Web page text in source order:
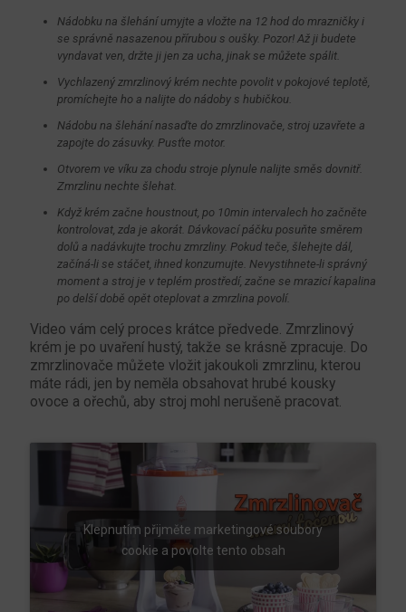
Nádobku na šlehání umyjte a vložte na 12 hod do mrazničky i
se správně nasazenou přírubou s oušky. Pozor! Až ji budete
vyndavat ven, držte ji jen za ucha, jinak se můžete spálit.
Vychlazený zmrzlinový krém nechte povolit v pokojové teplotě,
promíchejte ho a nalijte do nádoby s hubičkou.
Nádobu na šlehání nasaďte do zmrzlinovače, stroj uzavřete a
zapojte do zásuvky. Pusťte motor.
Otvorem ve víku za chodu stroje plynule nalijte směs dovnitř.
Zmrzlinu nechte šlehat.
Když krém začne houstnout, po 10min intervalech ho začněte
kontrolovat, zda je akorát. Dávkovací páčku posuňte směrem
dolů a nadávkujte trochu zmrzliny. Pokud teče, šlehejte dál,
začíná-li se stáčet, ihned konzumujte. Nevystihnete-li správný
moment a stroj je v teplém prostředí, začne se mrazicí kapalina
po delší době opět oteplovat a zmrzlina povolí.
Video vám celý proces krátce předvede. Zmrzlinový
krém je po uvaření hustý, takže se krásně zpracuje. Do
zmrzlinovače můžete vložit jakoukoli zmrzlinu, kterou
máte rádi, jen by neměla obsahovat hrubé kousky
ovoce a ořechů, aby stroj mohl nerušeně pracovat.
Klepnutím přijměte marketingové soubory
cookie a povolte tento obsah